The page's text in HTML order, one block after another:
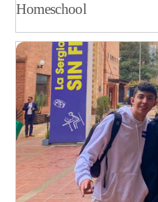
Homeschool